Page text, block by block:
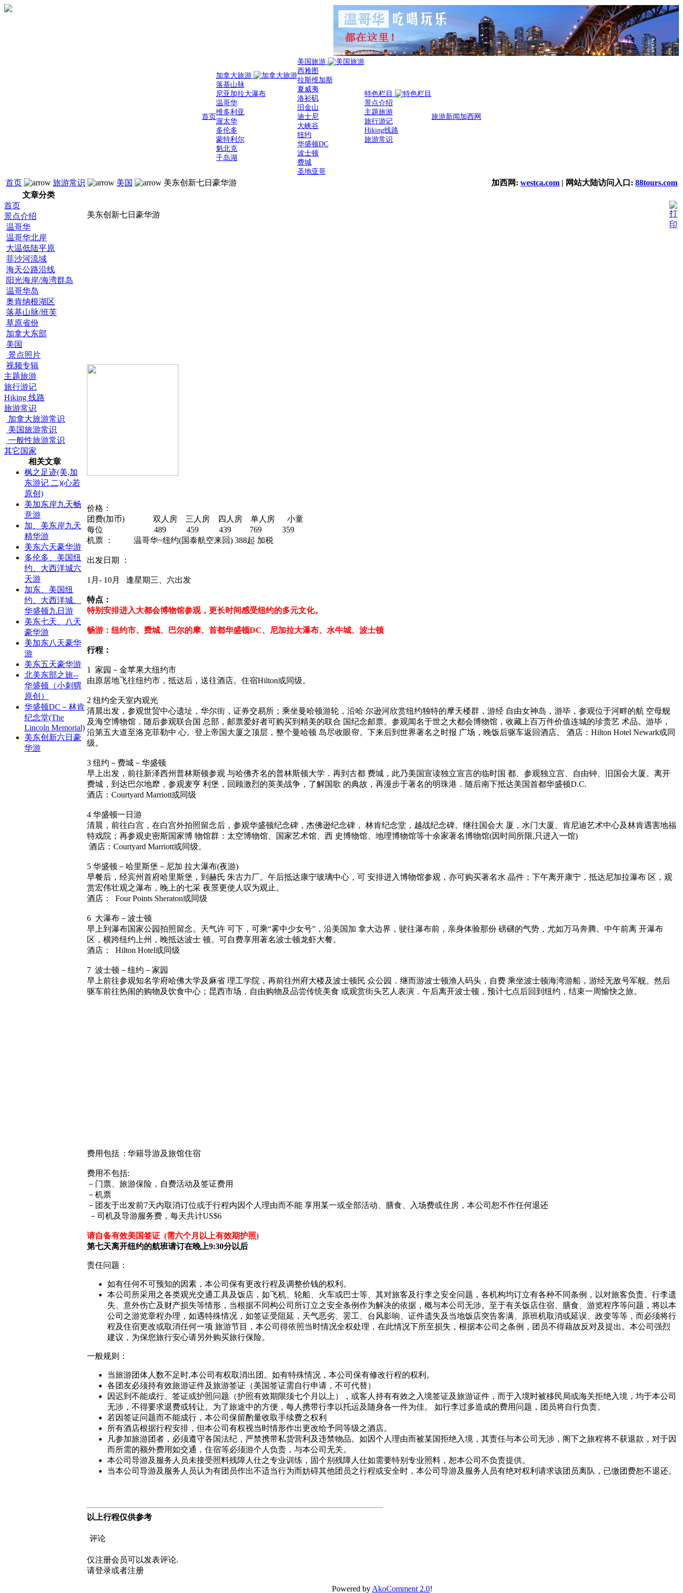
首页
加拿大旅游
落基山脉
尼亚加拉大瀑布
温哥华
维多利亚
渥太华
多伦多
蒙特利尔
魁北克
千岛湖
美国旅游
西雅图
拉斯维加斯
夏威夷
洛衫矶
旧金山
迪士尼
大峡谷
纽约
华盛顿DC
波士顿
费城
圣地亚哥
特色栏目
景点介绍
主题旅游
旅行游记
Hiking线路
旅游常识
旅游新闻 加西网
首页 旅游常识 美国 美东创新七日豪华游 加西网: westca.com | 网站大陆访问入口: 88tours.com
文章分类
首页
景点介绍
温哥华
温哥华北岸
大温低陆平原
菲沙河流域
海天公路沿线
阳光海岸/海湾群岛
温哥华岛
奥肯纳根湖区
落基山脉/班芙
草原省份
加拿大东部
美国
景点照片
视频专辑
主题旅游
旅行游记
Hiking 线路
旅游常识
加拿大旅游常识
美国旅游常识
一般性旅游常识
其它国家
相关文章
枫之足迹(美,加
东游记 二)(心若
原创)
美加东岸九天畅
意游
加、美东岸九天
精华游
美东六天豪华游
多伦多、美国纽
约、大西洋城六
天游
加东、美国纽
约、大西洋城、
华盛顿九日游
美东七天、八天
豪华游
美加东八天豪华
游
美东五天豪华游
北美东部之旅--
华盛顿（小刺猬
原创）
华盛顿DC－林肯
纪念堂(The
Lincoln Memorial)
美东创新六日豪
华游
美东创新七日豪华游
价格：
团费(加币) 双人房 三人房 四人房 单人房 小童
每位 489 459 439 769 359
机票 ： 温哥华~纽约(国泰航空来回) 388起 加税
出发日期 ：
1月- 10月 逢星期三、六出发
特点：
特别安排进入大都会博物馆参观，更长时间感受纽约的多元文化。
畅游：纽约市、费城、巴尔的摩、首都华盛顿DC、尼加拉大瀑布、水牛城、波士顿
行程：
1 家园－金苹果大纽约市
由原居地飞往纽约市，抵达后，送往酒店。住宿Hilton或同级。
2 纽约全天室内观光
清晨出发，参观世贸中心遗址，华尔街，证券交易所；乘坐曼哈顿游轮，沿哈 尔逊河欣赏纽约独特的摩天楼群，游经 自由女神岛，游毕，参观位于河畔的航 空母舰
及海空博物馆．随后参观联合国 总部，邮票爱好者可购买到精美的联合 国纪念邮票。参观闻名于世之大都会博物馆，收藏上百万件价值连城的珍贵艺 术品。游毕，
沿第五大道至洛克菲勒中 心。登上帝国大厦之顶层，整个曼哈顿 岛尽收眼帘。下来后到世界著名之时报 广场，晚饭后驱车返回酒店。 酒店：Hilton Hotel Newark或同
级。
3 纽约－费城－华盛顿
早上出发，前往新泽西州普林斯顿参观 与哈佛齐名的普林斯顿大学．再到古都 费城，此乃美国宣读独立宣言的临时国 都、参观独立宫、自由钟、旧国会大厦。离开
费城，到达巴尔地犘，参观麦亨 利堡，回顾激烈的英美战争，了解国歌 的典故，再漫步于著名的明珠港．随后南下抵达美国首都华盛顿D.C.
酒店：Courtyard Marriott或同级
4 华盛顿一日游
清晨，前往白宫，在白宫外拍照留念后，参观华盛顿纪念碑，杰佛逊纪念碑， 林肯纪念堂，越战纪念碑。继往国会大 厦，水门大厦、肯尼迪艺术中心及林肯遇害地福
特戏院；再参观史密斯国家博 物馆群：太空博物馆、国家艺术馆、西 史博物馆、地理博物馆等十余家著名博物馆(因时间所限,只进入一馆)
酒店：Courtyard Marriott或同级。
5 华盛顿－哈里斯堡－尼加 拉大瀑布(夜游)
早餐后，经宾州首府哈里斯堡，到赫氏 朱古力厂。午后抵达康宁玻璃中心，可 安排进入博物馆参观，亦可购买著名水 晶件；下午离开康宁，抵达尼加拉瀑布 区，观
赏宏伟壮观之瀑布，晚上的七采 夜景更使人叹为观止。
酒店： Four Points Sheraton或同级
6 大瀑布－波士顿
早上到瀑布国家公园拍照留念。天气许 可下，可乘“雾中少女号”，沿美国加 拿大边界，驶往瀑布前，亲身体验那份 磅礴的气势，尤如万马奔腾。中午前离 开瀑布
区，横跨纽约上州，晚抵达波士 顿。可自费享用著名波士顿龙虾大餐。
酒店： Hilton Hotel或同级
7 波士顿－纽约－家园
早上前往参观知名学府哈佛大学及麻省 理工学院，再前往州府大楼及波士顿民 众公园．继而游波士顿渔人码头，自费 乘坐波士顿海湾游船，游经无敌号军舰。然后
驱车前往热闹的购物及饮食中心；昆西市场，自由购物及品尝传统美食 或观赏街头艺人表演．午后离开波士顿，预计七点后回到纽约，结束一周愉快之旅。
费用包括 : 华籍导游及旅馆住宿
费用不包括:
－门票、旅游保险，自费活动及签证费用
－机票
－团友于出发前7天内取消订位或于行程内因个人理由而不能 享用某一或全部活动、膳食、入场费或住房，本公司恕不作任何退还
－司机及导游服务费，每天共计US$6
请自备有效美国签证 (需六个月以上有效期护照)
第七天离开纽约的航班请订在晚上9:30分以后
责任问题：
如有任何不可预知的因素，本公司保有更改行程及调整价钱的权利。
本公司所采用之各类观光交通工具及饭店，如飞机、轮船、火车或巴士等、其对旅客及行李之安全问题，各机构均订立有各种不同条例，以对旅客负责。行李遗
失、意外伤亡及财产损失等情形，当根据不同构公司所订立之安全条例作为解决的依据，概与本公司无涉。至于有关饭店住宿、膳食、游览程序等问题，将以本
公司之游览章程办理，如遇特殊情况，如签证受阻延，天气恶劣、罢工、台风影响、证件遗失及当地饭店突告客满、原班机取消或延误、政变等等，而必须将行
程及住宿更改或取消任何一项 旅游节目，本公司得依照当时情况全权处理，在此情况下所至损失，根据本公司之条例，团员不得藉故反对及提出。本公司强烈
建议，为保您旅行安心请另外购买旅行保险。
一般规则：
当旅游团体人数不足时,本公司有权取消出团。如有特殊情况，本公司保有修改行程的权利。
各团友必须持有效旅游证件及旅游签证（美国签证需自行申请，不可代替）
因迟到不能成行、签证或护照问题（护照有效期限须七个月以上），或客人持有有效之入境签证及旅游证件，而于入境时被移民局或海关拒绝入境，均于本公司
无涉，不得要求退费或转让。为了旅途中的方便，每人携带行李以托运及随身各一件为佳。 如行李过多造成的费用问题，团员将自行负责。
若因签证问题而不能成行，本公司保留酌量收取手续费之权利
所有酒店根据行程安排，但本公司有权视当时情形作出更改给予同等级之酒店。
凡参加旅游团者，必须遵守各国法纪，严禁携带私货营利及违禁物品。如因个人理由而被某国拒绝入境，其责任与本公司无涉，阁下之旅程将不获退款，对于因
而所需的额外费用如交通，住宿等必须游个人负责，与本公司无关。
本公司导游及服务人员未接受照料残障人仕之专业训练，固个别残障人仕如需要特别专业照料，恕本公司不负责提供。
当本公司导游及服务人员认为有团员作出不适当行为而妨碍其他团员之行程或安全时，本公司导游及服务人员有绝对权利请求该团员离队，已缴团费恕不退还。
以上行程仅供参考
评论
仅注册会员可以发表评论.
请登录或者注册
Powered by AkoComment 2.0!